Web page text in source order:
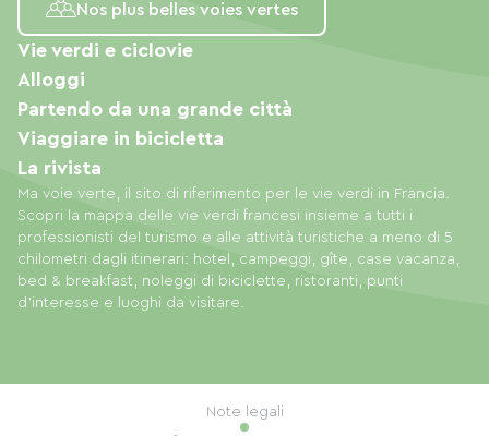
Nos plus belles voies vertes
Ma voie verte, il sito di riferimento per le vie verdi in Francia.
Scopri la mappa delle vie verdi francesi insieme a tutti i
professionisti del turismo e alle attività turistiche a meno di 5
chilometri dagli itinerari: hotel, campeggi, gîte, case vacanza,
bed & breakfast, noleggi di biciclette, ristoranti, punti
d'interesse e luoghi da visitare.
Vie verdi e ciclovie
Alloggi
Partendo da una grande città
Viaggiare in bicicletta
La rivista
Note legali